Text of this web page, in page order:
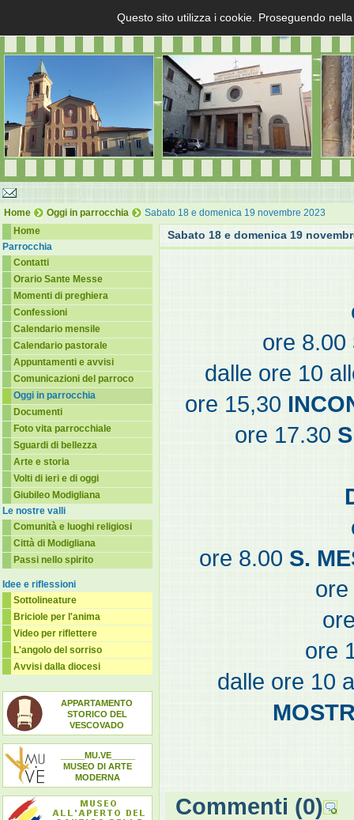
Home Oggi in parrocchia
Sabato 18 e domenica 19 novembre 2023
Home
Parrocchia
Contatti
Orario Sante Messe
Momenti di preghiera
Confessioni
Calendario mensile
Calendario pastorale
Appuntamenti e avvisi
Comunicazioni del parroco
Oggi in parrocchia
Documenti
Foto vita parrocchiale
Sguardi di bellezza
Arte e storia
Volti di ieri e di oggi
Giubileo Modigliana
Le nostre valli
Comunità e luoghi religiosi
Città di Modigliana
Passi nello spirito
Idee e riflessioni
Sottolineature
Briciole per l'anima
Video per riflettere
L'angolo del sorriso
Avvisi dalla diocesi
APPARTAMENTO
STORICO DEL
VESCOVADO
_____MU.VE_____
MUSEO DI ARTE
MODERNA
Sabato 18 e domenica 19
ore 8.00
dalle ore 10
ore 15,30
ore 17.30
ore 8.00 S.
ore
dalle ore 10
Commenti (0)
Questo sito utilizza i cookie. Proseguendo